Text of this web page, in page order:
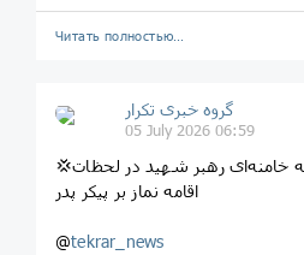
Читать полностью…
گروه خبری تکرار
05 July 2026 06:59
💢اشک‌های فرزندان آیت‌الله خامنه‌ای رهبر شهید در لحظات
اقامه نماز بر پیکر پدر
@tekrar_news